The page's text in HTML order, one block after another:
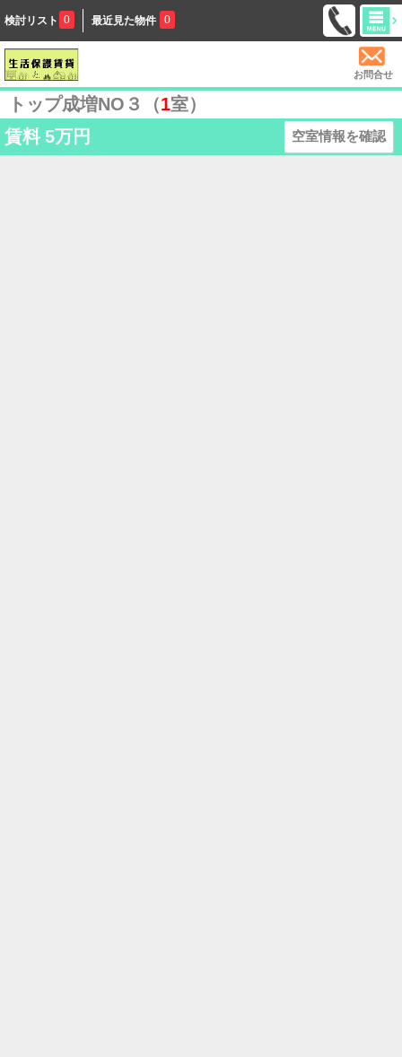
検討リスト 0 最近見た物件 0
お問合せ
トップ成増NO３（1室）
賃料 5万円 空室情報を確認